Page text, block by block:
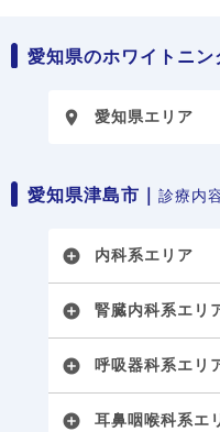
愛知県のホワイトニン
place 愛知県エリア
愛知県津島市｜ 診療内
add_circle 内科系エリア
add_circle 腎臓内科系エリ
add_circle 呼吸器科系エリ
add_circle 耳鼻咽喉科系エ